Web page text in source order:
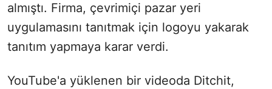
almıştı. Firma, çevrimiçi pazar yeri
uygulamasını tanıtmak için logoyu yakarak
tanıtım yapmaya karar verdi.
YouTube'a yüklenen bir videoda Ditchit,